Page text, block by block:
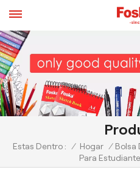
Estas Dentro : / Hogar / Bolsa
Para